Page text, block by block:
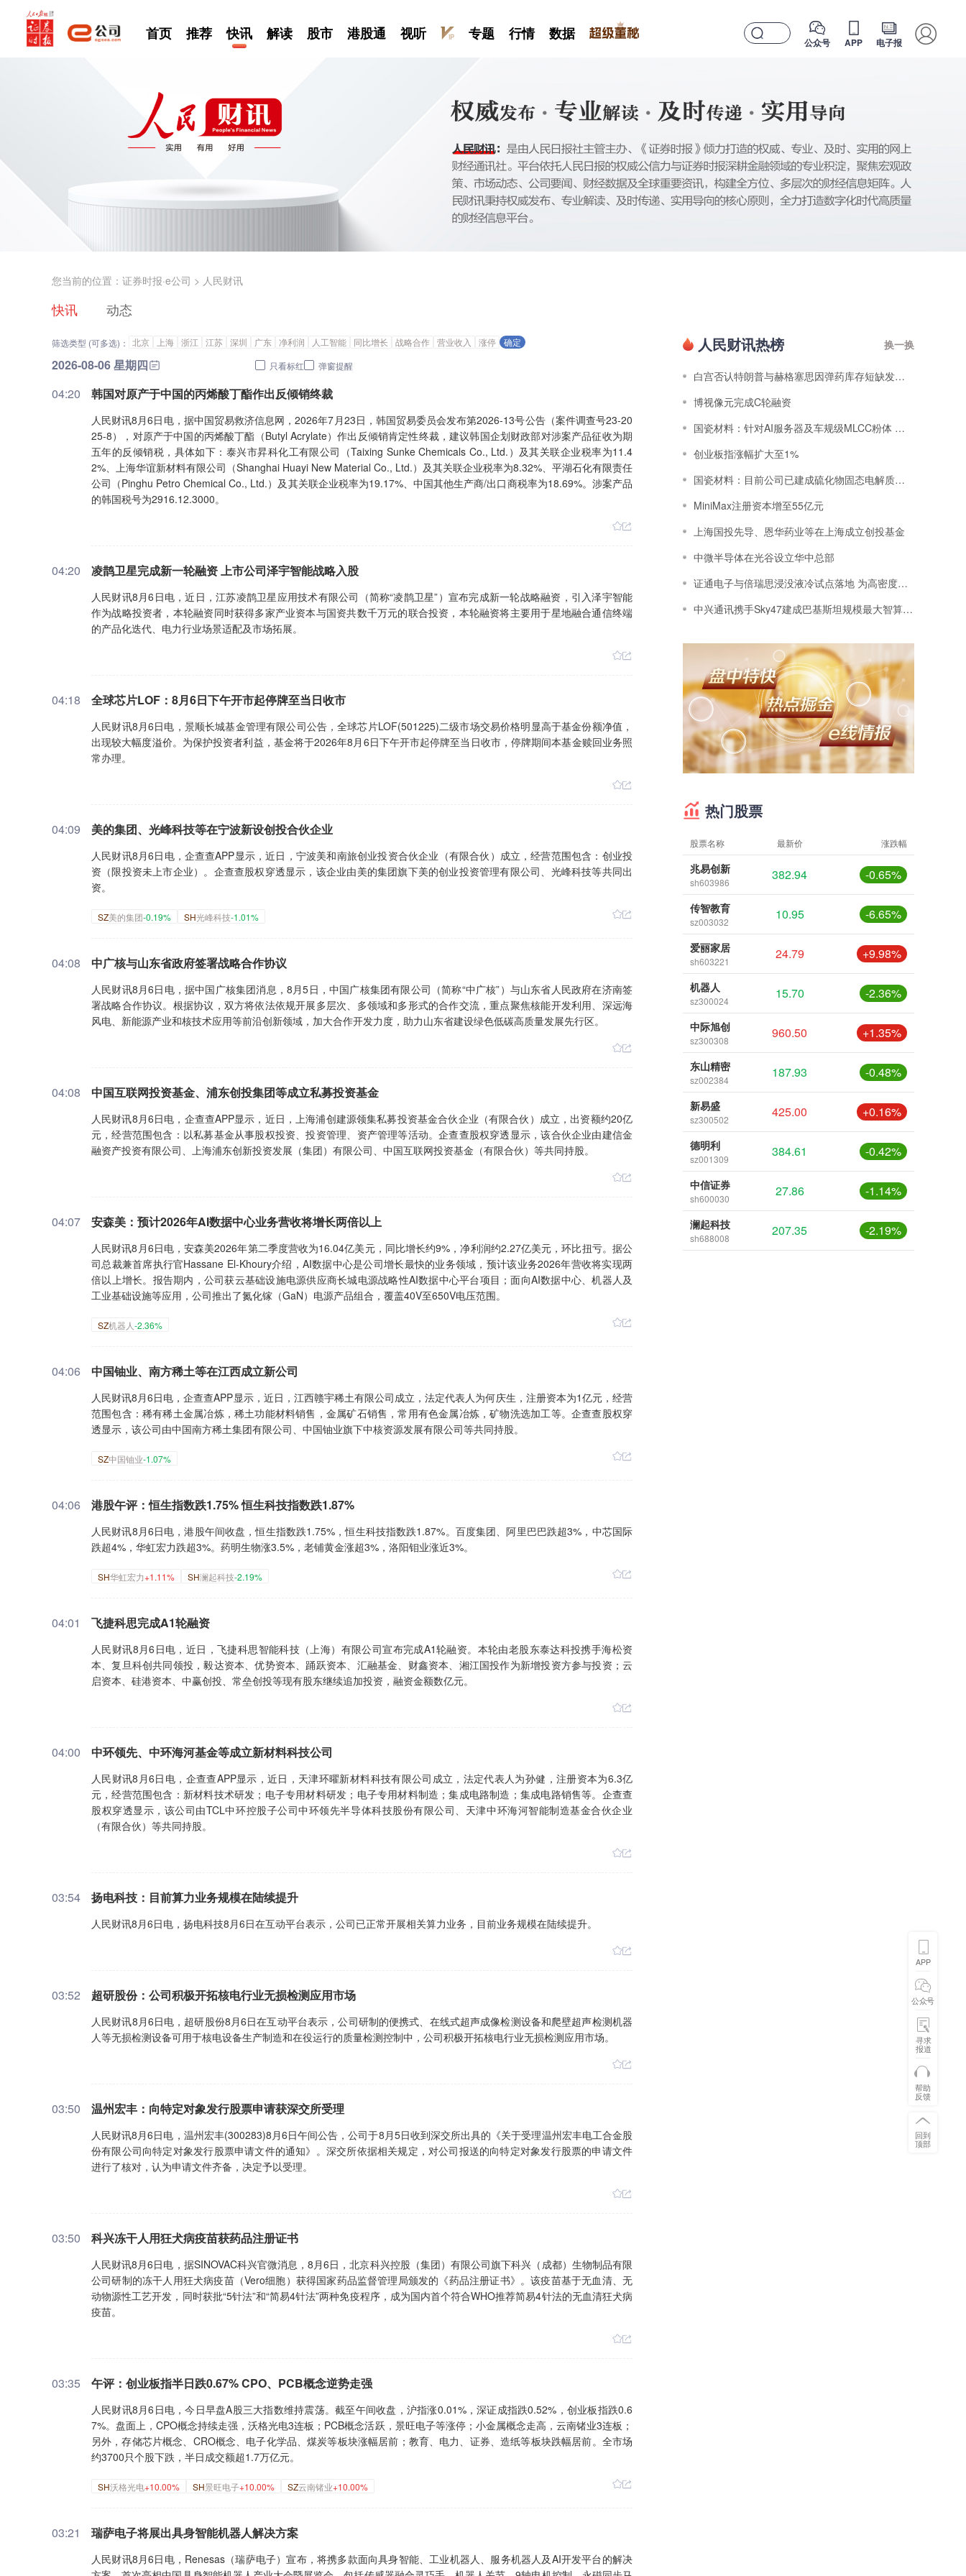
首页 推荐 快讯 解读 股市 港股通 视听 专题 行情 数据 公众号 APP 电子报
您当前的位置： 证券时报·e公司 > 人民财讯
快讯 动态
筛选类型 (可多选)： 北京 上海 浙江 江苏 深圳 广东 净利润 人工智能 同比增长 战略合作 营业收入 涨停 确定
2026-08-06 星期四 只看标红 弹窗提醒
04:20 韩国对原产于中国的丙烯酸丁酯作出反倾销终裁
人民财讯8月6日电，据中国贸易救济信息网，2026年7月23日，韩国贸易委员会发布第2026-13号公告（案件调查号23-20
25-8），对原产于中国的丙烯酸丁酯（Butyl Acrylate）作出反倾销肯定性终裁，建议韩国企划财政部对涉案产品征收为期
五年的反倾销税，具体如下：泰兴市昇科化工有限公司（Taixing Sunke Chemicals Co., Ltd.）及其关联企业税率为11.4
2%、上海华谊新材料有限公司（Shanghai Huayi New Material Co., Ltd.）及其关联企业税率为8.32%、平湖石化有限责任
公司（Pinghu Petro Chemical Co., Ltd.）及其关联企业税率为19.17%、中国其他生产商/出口商税率为18.69%。涉案产品
的韩国税号为2916.12.3000。
04:20 凌鹊卫星完成新一轮融资 上市公司泽宇智能战略入股
人民财讯8月6日电，近日，江苏凌鹊卫星应用技术有限公司（简称“凌鹊卫星”）宣布完成新一轮战略融资，引入泽宇智能
作为战略投资者，本轮融资同时获得多家产业资本与国资共数千万元的联合投资，本轮融资将主要用于星地融合通信终端
的产品化迭代、电力行业场景适配及市场拓展。
04:18 全球芯片LOF：8月6日下午开市起停牌至当日收市
人民财讯8月6日电，景顺长城基金管理有限公司公告，全球芯片LOF(501225)二级市场交易价格明显高于基金份额净值，
出现较大幅度溢价。为保护投资者利益，基金将于2026年8月6日下午开市起停牌至当日收市，停牌期间本基金赎回业务照
常办理。
04:09 美的集团、光峰科技等在宁波新设创投合伙企业
人民财讯8月6日电，企查查APP显示，近日，宁波美和南旅创业投资合伙企业（有限合伙）成立，经营范围包含：创业投
资（限投资未上市企业）。企查查股权穿透显示，该企业由美的集团旗下美的创业投资管理有限公司、光峰科技等共同出
资。
SZ美的集团-0.19% SH光峰科技-1.01%
04:08 中广核与山东省政府签署战略合作协议
人民财讯8月6日电，据中国广核集团消息，8月5日，中国广核集团有限公司（简称“中广核”）与山东省人民政府在济南签
署战略合作协议。根据协议，双方将依法依规开展多层次、多领域和多形式的合作交流，重点聚焦核能开发利用、深远海
风电、新能源产业和核技术应用等前沿创新领域，加大合作开发力度，助力山东省建设绿色低碳高质量发展先行区。
04:08 中国互联网投资基金、浦东创投集团等成立私募投资基金
人民财讯8月6日电，企查查APP显示，近日，上海浦创建源领集私募投资基金合伙企业（有限合伙）成立，出资额约20亿
元，经营范围包含：以私募基金从事股权投资、投资管理、资产管理等活动。企查查股权穿透显示，该合伙企业由建信金
融资产投资有限公司、上海浦东创新投资发展（集团）有限公司、中国互联网投资基金（有限合伙）等共同持股。
04:07 安森美：预计2026年AI数据中心业务营收将增长两倍以上
人民财讯8月6日电，安森美2026年第二季度营收为16.04亿美元，同比增长约9%，净利润约2.27亿美元，环比扭亏。据公
司总裁兼首席执行官Hassane El-Khoury介绍，AI数据中心是公司增长最快的业务领域，预计该业务2026年营收将实现两
倍以上增长。报告期内，公司获云基础设施电源供应商长城电源战略性AI数据中心平台项目；面向AI数据中心、机器人及
工业基础设施等应用，公司推出了氮化镓（GaN）电源产品组合，覆盖40V至650V电压范围。
SZ机器人-2.36%
04:06 中国铀业、南方稀土等在江西成立新公司
人民财讯8月6日电，企查查APP显示，近日，江西赣宇稀土有限公司成立，法定代表人为何庆生，注册资本为1亿元，经营
范围包含：稀有稀土金属冶炼，稀土功能材料销售，金属矿石销售，常用有色金属冶炼，矿物洗选加工等。企查查股权穿
透显示，该公司由中国南方稀土集团有限公司、中国铀业旗下中核资源发展有限公司等共同持股。
SZ中国铀业-1.07%
04:06 港股午评：恒生指数跌1.75% 恒生科技指数跌1.87%
人民财讯8月6日电，港股午间收盘，恒生指数跌1.75%，恒生科技指数跌1.87%。百度集团、阿里巴巴跌超3%，中芯国际
跌超4%，华虹宏力跌超3%。药明生物涨3.5%，老铺黄金涨超3%，洛阳钼业涨近3%。
SH华虹宏力+1.11% SH澜起科技-2.19%
04:01 飞捷科思完成A1轮融资
人民财讯8月6日电，近日，飞捷科思智能科技（上海）有限公司宣布完成A1轮融资。本轮由老股东泰达科投携手海松资
本、复旦科创共同领投，毅达资本、优势资本、踊跃资本、汇融基金、财鑫资本、湘江国投作为新增投资方参与投资；云
启资本、硅港资本、中赢创投、常垒创投等现有股东继续追加投资，融资金额数亿元。
04:00 中环领先、中环海河基金等成立新材料科技公司
人民财讯8月6日电，企查查APP显示，近日，天津环曜新材料科技有限公司成立，法定代表人为孙健，注册资本为6.3亿
元，经营范围包含：新材料技术研发；电子专用材料研发；电子专用材料制造；集成电路制造；集成电路销售等。企查查
股权穿透显示，该公司由TCL中环控股子公司中环领先半导体科技股份有限公司、天津中环海河智能制造基金合伙企业
（有限合伙）等共同持股。
03:54 扬电科技：目前算力业务规模在陆续提升
人民财讯8月6日电，扬电科技8月6日在互动平台表示，公司已正常开展相关算力业务，目前业务规模在陆续提升。
03:52 超研股份：公司积极开拓核电行业无损检测应用市场
人民财讯8月6日电，超研股份8月6日在互动平台表示，公司研制的便携式、在线式超声成像检测设备和爬壁超声检测机器
人等无损检测设备可用于核电设备生产制造和在役运行的质量检测控制中，公司积极开拓核电行业无损检测应用市场。
03:50 温州宏丰：向特定对象发行股票申请获深交所受理
人民财讯8月6日电，温州宏丰(300283)8月6日午间公告，公司于8月5日收到深交所出具的《关于受理温州宏丰电工合金股
份有限公司向特定对象发行股票申请文件的通知》。深交所依据相关规定，对公司报送的向特定对象发行股票的申请文件
进行了核对，认为申请文件齐备，决定予以受理。
03:50 科兴冻干人用狂犬病疫苗获药品注册证书
人民财讯8月6日电，据SINOVAC科兴官微消息，8月6日，北京科兴控股（集团）有限公司旗下科兴（成都）生物制品有限
公司研制的冻干人用狂犬病疫苗（Vero细胞）获得国家药品监督管理局颁发的《药品注册证书》。该疫苗基于无血清、无
动物源性工艺开发，同时获批“5针法”和“简易4针法”两种免疫程序，成为国内首个符合WHO推荐简易4针法的无血清狂犬病
疫苗。
03:35 午评：创业板指半日跌0.67% CPO、PCB概念逆势走强
人民财讯8月6日电，今日早盘A股三大指数维持震荡。截至午间收盘，沪指涨0.01%，深证成指跌0.52%，创业板指跌0.6
7%。盘面上，CPO概念持续走强，沃格光电3连板；PCB概念活跃，景旺电子等涨停；小金属概念走高，云南锗业3连板；
另外，存储芯片概念、CRO概念、电子化学品、煤炭等板块涨幅居前；教育、电力、证券、造纸等板块跌幅居前。全市场
约3700只个股下跌，半日成交额超1.7万亿元。
SH沃格光电+10.00% SH景旺电子+10.00% SZ云南锗业+10.00%
03:21 瑞萨电子将展出具身智能机器人解决方案
人民财讯8月6日电，Renesas（瑞萨电子）宣布，将携多款面向具身智能、工业机器人、服务机器人及AI开发平台的解决
人民财讯热榜 换一换
白宫否认特朗普与赫格塞思因弹药库存短缺发生争执
博视像元完成C轮融资
国瓷材料：针对AI服务器及车规级MLCC粉体 已完成部分高端产线的扩产工作
​创业板指涨幅扩大至1%
国瓷材料：目前公司已建成硫化物固态电解质自动化生产线 量产能力初步构建
MiniMax注册资本增至55亿元
上海国投先导、恩华药业等在上海成立创投基金
中微半导体在光谷设立华中总部
证通电子与倍瑞思浸没液冷试点落地 为高密度算力机房升级提供新思路
中兴通讯携手Sky47建成巴基斯坦规模最大智算数据中心
热门股票
股票名称 最新价 涨跌幅
兆易创新
sh603986 382.94 -0.65%
传智教育
sz003032 10.95 -6.65%
爱丽家居
sh603221 24.79 +9.98%
机器人
sz300024 15.70 -2.36%
中际旭创
sz300308 960.50 +1.35%
东山精密
sz002384 187.93 -0.48%
新易盛
sz300502 425.00 +0.16%
德明利
sz001309 384.61 -0.42%
中信证券
sh600030 27.86 -1.14%
澜起科技
sh688008 207.35 -2.19%
APP
公众号
寻求
报道
帮助
反馈
回到
顶部